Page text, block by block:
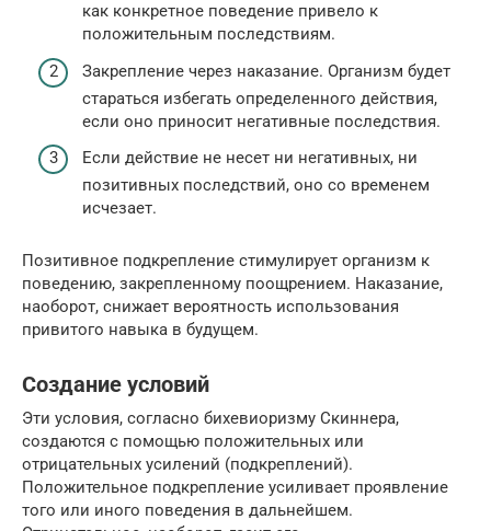
как конкретное поведение привело к
положительным последствиям.
Закрепление через наказание. Организм будет
стараться избегать определенного действия,
если оно приносит негативные последствия.
Если действие не несет ни негативных, ни
позитивных последствий, оно со временем
исчезает.
Позитивное подкрепление стимулирует организм к
поведению, закрепленному поощрением. Наказание,
наоборот, снижает вероятность использования
привитого навыка в будущем.
Создание условий
Эти условия, согласно бихевиоризму Скиннера,
создаются с помощью положительных или
отрицательных усилений (подкреплений).
Положительное подкрепление усиливает проявление
того или иного поведения в дальнейшем.